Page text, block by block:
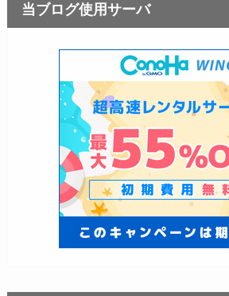
当ブログ使用サーバ